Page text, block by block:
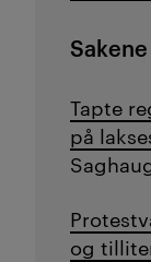
Sakene
Tapte
på
og